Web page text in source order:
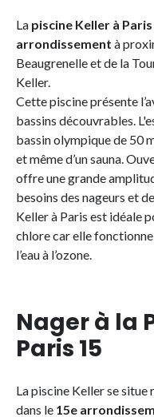
La piscine Keller à Paris
arrondissement à
Beaugrenelle et de la
Keller.
Cette piscine présente
bassins découvrables.
bassin olympique de 50
et même d’un sauna.
offre une grande
besoins des nageurs et
Keller à Paris est idéale
chlore car elle
l’eau à l’ozone.
Nager à la
Paris 15
La piscine Keller se
dans le 15e